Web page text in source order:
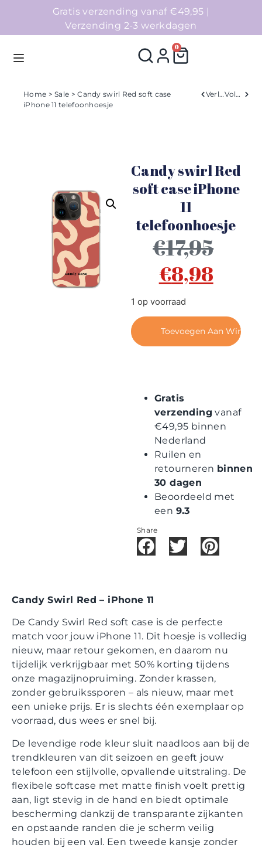
Gratis verzending vanaf €49,95 |
Verzending 2-3 werkdagen
0
Collecties
Home >Sale > Candy swirl Red soft case
iPhone 11 telefoonhoesje
Verleden Volgend
Candy swirl Red
soft case iPhone
11
telefoonhoesje
€17,95
€8,98
1 op voorraad
Toevoegen Aan
Gratis
verzending vanaf
€49,95 binnen
Nederland
Ruilen en
retourneren binnen
30 dagen
Beoordeeld met
een 9.3
Share
Candy Swirl Red – iPhone 11
De Candy Swirl Red soft case is de perfecte
match voor jouw iPhone 11. Dit hoesje is volledig
nieuw, maar retour gekomen, en daarom nu
tijdelijk verkrijgbaar met 50% korting tijdens
onze magazijnopruiming. Zonder krassen,
zonder gebruikssporen – als nieuw, maar met
een unieke prijs. Er is slechts één exemplaar op
voorraad, dus wees er snel bij.
De levendige rode kleur sluit naadloos aan bij de
trendkleuren van dit seizoen en geeft jouw
telefoon een stijlvolle, opvallende uitstraling. De
flexibele softcase met matte finish voelt prettig
aan, ligt stevig in de hand en biedt optimale
bescherming dankzij de transparante zijkanten
en opstaande randen die je scherm veilig
houden bij een val. Een tweede kansje zonder